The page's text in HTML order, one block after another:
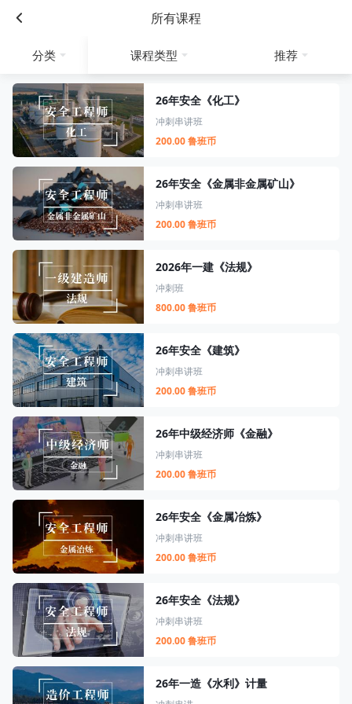
所有课程
分类 课程类型 推荐
26年安全《化工》
冲刺串讲班
200.00 鲁班币
26年安全《金属非金属矿山》
冲刺串讲班
200.00 鲁班币
2026年一建《法规》
冲刺班
800.00 鲁班币
26年安全《建筑》
冲刺串讲班
200.00 鲁班币
26年中级经济师《金融》
冲刺串讲班
200.00 鲁班币
26年安全《金属冶炼》
冲刺串讲班
200.00 鲁班币
26年安全《法规》
冲刺串讲班
200.00 鲁班币
26年一造《水利》计量